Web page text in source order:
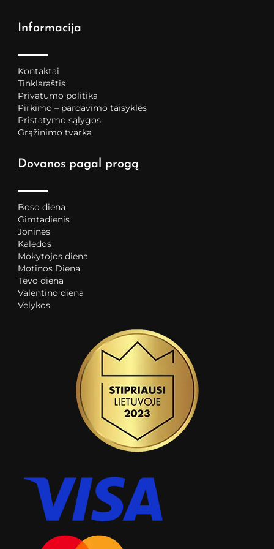
Informacija
Kontaktai
Tinklaraštis
Privatumo politika
Pirkimo – pardavimo taisyklės
Pristatymo sąlygos
Grąžinimo tvarka
Dovanos pagal progą
Boso diena
Gimtadienis
Joninės
Kalėdos
Mokytojos diena
Motinos Diena
Tėvo diena
Valentino diena
Velykos